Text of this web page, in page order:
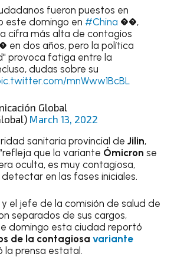
fueron puestos en
este domingo en #China ��,
cifra más alta de contagios
� en dos años, pero la política
provoca fatiga entre la
dudas sobre su
mnWww1BcBL
Global
March 13, 2022
sanitaria provincial deJilin,
que la variante Ómicronse
oculta, es muy contagiosa,
en las fases iniciales.
y el jefe de la comisión de salud de
separados de sus cargos,
domingo esta ciudad reportó
de la contagiosavariante
la prensa estatal.